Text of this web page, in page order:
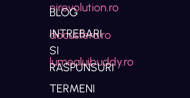
BLOG
INTREBARI
SI
RASPUNSURI
TERMENI
nirevolution.ro
docusfera.ro
lumealuibuddy.ro